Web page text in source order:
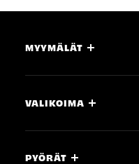
MYYMÄLÄT
VALIKOIMA
PYÖRÄT